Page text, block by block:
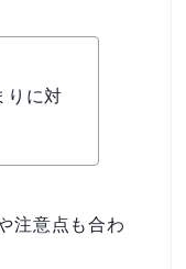
りに対
注意点も合わ